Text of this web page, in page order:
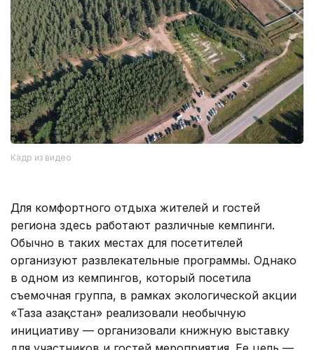
Кадр из видео
Для комфортного отдыха жителей и гостей
региона здесь работают различные кемпинги.
Обычно в таких местах для посетителей
организуют развлекательные программы. Однако
в одном из кемпингов, который посетила
съемочная группа, в рамках экологической акции
«Таза Қазақстан» реализовали необычную
инициативу — организовали книжную выставку